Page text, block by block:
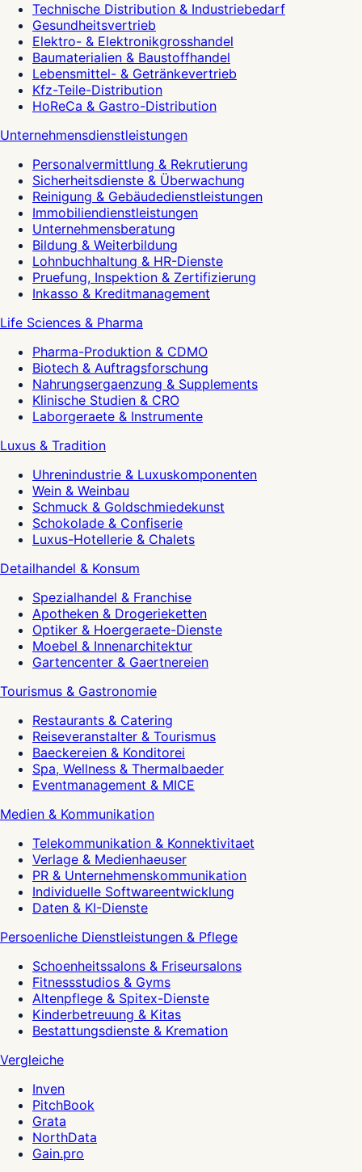
Technische Distribution & Industriebedarf
Gesundheitsvertrieb
Elektro- & Elektronikgrosshandel
Baumaterialien & Baustoffhandel
Lebensmittel- & Getränkevertrieb
Kfz-Teile-Distribution
HoReCa & Gastro-Distribution
Unternehmensdienstleistungen
Personalvermittlung & Rekrutierung
Sicherheitsdienste & Überwachung
Reinigung & Gebäudedienstleistungen
Immobiliendienstleistungen
Unternehmensberatung
Bildung & Weiterbildung
Lohnbuchhaltung & HR-Dienste
Pruefung, Inspektion & Zertifizierung
Inkasso & Kreditmanagement
Life Sciences & Pharma
Pharma-Produktion & CDMO
Biotech & Auftragsforschung
Nahrungsergaenzung & Supplements
Klinische Studien & CRO
Laborgeraete & Instrumente
Luxus & Tradition
Uhrenindustrie & Luxuskomponenten
Wein & Weinbau
Schmuck & Goldschmiedekunst
Schokolade & Confiserie
Luxus-Hotellerie & Chalets
Detailhandel & Konsum
Spezialhandel & Franchise
Apotheken & Drogerieketten
Optiker & Hoergeraete-Dienste
Moebel & Innenarchitektur
Gartencenter & Gaertnereien
Tourismus & Gastronomie
Restaurants & Catering
Reiseveranstalter & Tourismus
Baeckereien & Konditorei
Spa, Wellness & Thermalbaeder
Eventmanagement & MICE
Medien & Kommunikation
Telekommunikation & Konnektivitaet
Verlage & Medienhaeuser
PR & Unternehmenskommunikation
Individuelle Softwareentwicklung
Daten & KI-Dienste
Persoenliche Dienstleistungen & Pflege
Schoenheitssalons & Friseursalons
Fitnessstudios & Gyms
Altenpflege & Spitex-Dienste
Kinderbetreuung & Kitas
Bestattungsdienste & Kremation
Vergleiche
Inven
PitchBook
Grata
NorthData
Gain.pro